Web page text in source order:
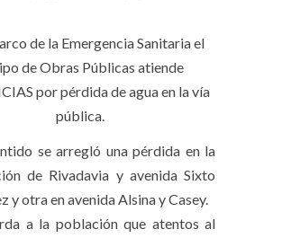
de la Emergencia Sanitaria el
de Obras Públicas atiende
por pérdida de agua en la vía
pública.
se arregló una pérdida en la
de Rivadavia y avenida Sixto
y otra en avenida Alsina y Casey.
a la población que atentos al